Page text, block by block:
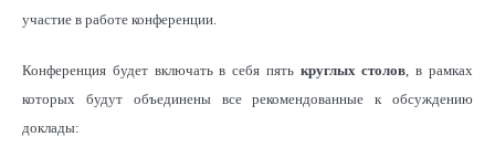
участие в работе конференции.
Конференция будет включать в себя пятькруглых столов , в рамках
которых будут объединены все рекомендованные к обсуждению
доклады: